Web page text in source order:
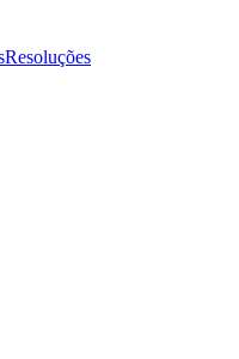
Resoluções